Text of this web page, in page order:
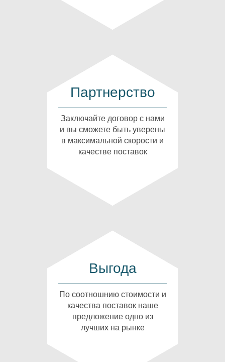
Партнерство
Заключайте договор с нами
и вы сможете быть уверены
в максимальной скорости и
качестве поставок
Выгода
По соотношнию стоимости и
качества поставок наше
предложение одно из
лучших на рынке